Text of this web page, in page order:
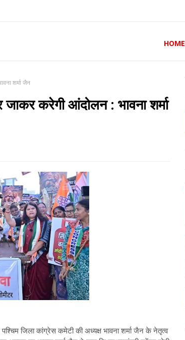
HOME
शर्मा जैन
करेगी आंदोलन : भावना शर्मा
जिला कांग्रेस कमेटी की अध्यक्ष भावना शर्मा जैन के नेतृत्व